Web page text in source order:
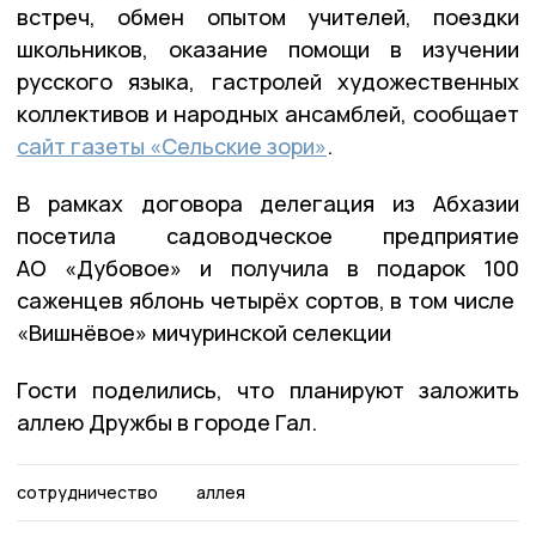
встреч, обмен опытом учителей, поездки
школьников, оказание помощи в изучении
русского языка, гастролей художественных
коллективов и народных ансамблей, сообщает
сайт газеты «Сельские зори».
В рамках договора делегация из Абхазии
посетила садоводческое предприятие
АО «Дубовое» и получила в подарок 100
саженцев яблонь четырёх сортов, в том числе
«Вишнёвое» мичуринской селекции
Гости поделились, что планируют заложить
аллею Дружбы в городе Гал.
сотрудничество аллея